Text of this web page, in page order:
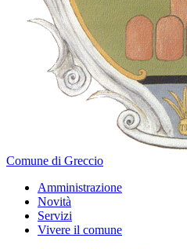
Comune di Greccio
Amministrazione
Novità
Servizi
Vivere il comune